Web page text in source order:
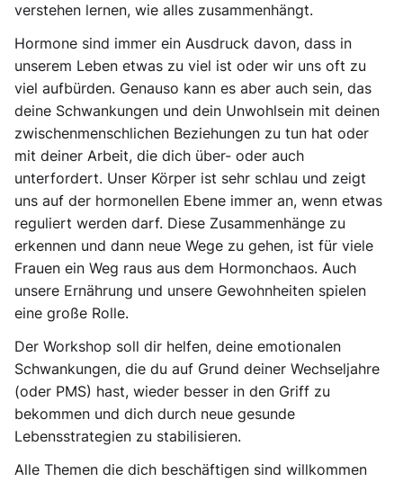
verstehen lernen, wie alles zusammenhängt.
Hormone sind immer ein Ausdruck davon, dass in
unserem Leben etwas zu viel ist oder wir uns oft zu
viel aufbürden. Genauso kann es aber auch sein, das
deine Schwankungen und dein Unwohlsein mit deinen
zwischenmenschlichen Beziehungen zu tun hat oder
mit deiner Arbeit, die dich über- oder auch
unterfordert. Unser Körper ist sehr schlau und zeigt
uns auf der hormonellen Ebene immer an, wenn etwas
reguliert werden darf. Diese Zusammenhänge zu
erkennen und dann neue Wege zu gehen, ist für viele
Frauen ein Weg raus aus dem Hormonchaos. Auch
unsere Ernährung und unsere Gewohnheiten spielen
eine große Rolle.
Der Workshop soll dir helfen, deine emotionalen
Schwankungen, die du auf Grund deiner Wechseljahre
(oder PMS) hast, wieder besser in den Griff zu
bekommen und dich durch neue gesunde
Lebensstrategien zu stabilisieren.
Alle Themen die dich beschäftigen sind willkommen